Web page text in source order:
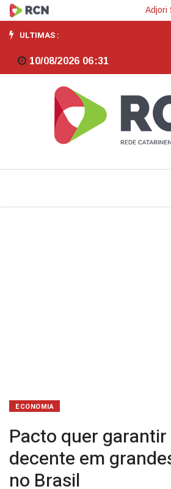
Pacto
quer
garantir
trabalho
decente
grandes
Adjori
ULTIMAS :
10/08/2026 06:31
ECONOMIA
Pacto quer
decente em
no Brasil